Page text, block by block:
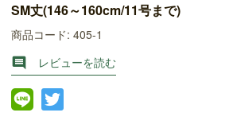
SM丈(146～160cm/11号まで)
商品コード: 405-1

レビューを読む